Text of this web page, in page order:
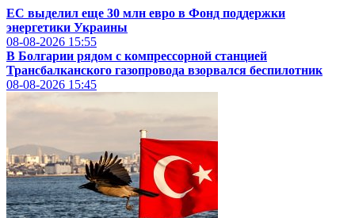
ЕС выделил еще 30 млн евро в Фонд поддержки
энергетики Украины
08-08-2026 15:55
В Болгарии рядом с компрессорной станцией
Трансбалканского газопровода взорвался беспилотник
08-08-2026 15:45